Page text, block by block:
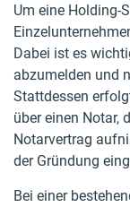
Um eine Holding-
Dabei ist es
abzumelden und
Stattdessen
über einen Notar,
Notarvertrag
der Gründung
Bei einer